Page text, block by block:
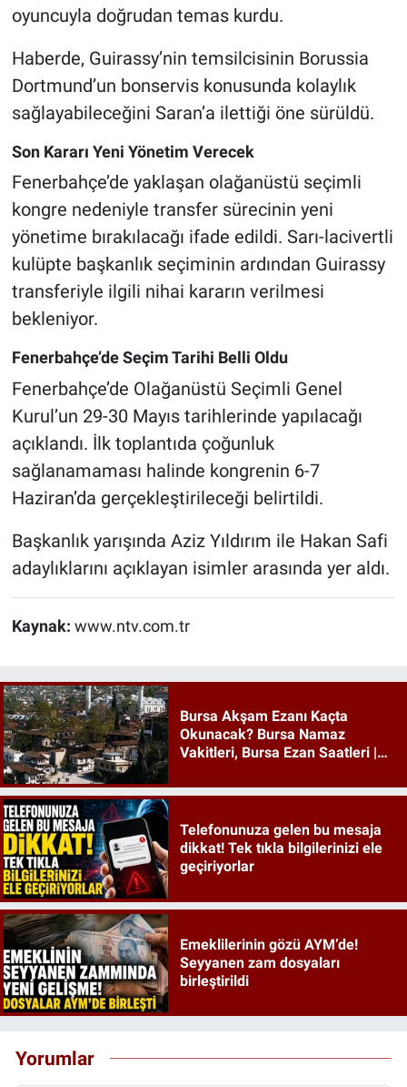
oyuncuyla doğrudan temas kurdu.
Haberde, Guirassy’nin temsilcisinin Borussia
Dortmund’un bonservis konusunda kolaylık
sağlayabileceğini Saran’a ilettiği öne sürüldü.
Son Kararı Yeni Yönetim Verecek
Fenerbahçe’de yaklaşan olağanüstü seçimli
kongre nedeniyle transfer sürecinin yeni
yönetime bırakılacağı ifade edildi. Sarı-lacivertli
kulüpte başkanlık seçiminin ardından Guirassy
transferiyle ilgili nihai kararın verilmesi
bekleniyor.
Fenerbahçe’de Seçim Tarihi Belli Oldu
Fenerbahçe’de Olağanüstü Seçimli Genel
Kurul’un 29-30 Mayıs tarihlerinde yapılacağı
açıklandı. İlk toplantıda çoğunluk
sağlanamaması halinde kongrenin 6-7
Haziran’da gerçekleştirileceği belirtildi.
Başkanlık yarışında Aziz Yıldırım ile Hakan Safi
adaylıklarını açıklayan isimler arasında yer aldı.
Kaynak: www.ntv.com.tr
Bursa Akşam Ezanı Kaçta
Okunacak? Bursa Namaz
Vakitleri, Bursa Ezan Saatleri |
Telefonunuza gelen bu mesaja
dikkat! Tek tıkla bilgilerinizi ele
geçiriyorlar
Emeklilerinin gözü AYM’de!
Seyyanen zam dosyaları
birleştirildi
Yorumlar